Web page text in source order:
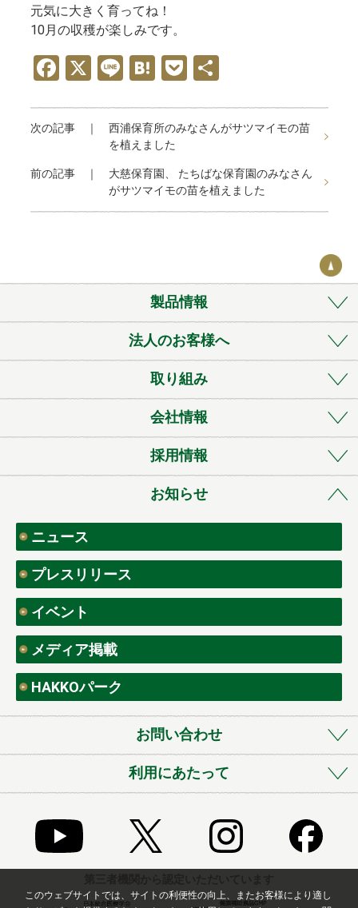
元気に大きく育ってね！
10月の収穫が楽しみです。
F
a
ce
b
o
k
X Li
n
e
H
at
e
n
a
P
o
ck
et
共
次の記事 ｜ 西浦保育所のみなさんがサツマイモの苗
を植えました
前の記事 ｜ 大慈保育園、 たちばな保育園のみなさん
がサツマイモの苗を植えました
製品情報
法人のお客様へ
取り組み
会社情報
採用情報
お知らせ
ニュース
プレスリリース
イベント
メディア掲載
HAKKOパーク
お問い合わせ
利用にあたって
このウェブサイトでは、サイトの利便性の向上、またお客様により適し